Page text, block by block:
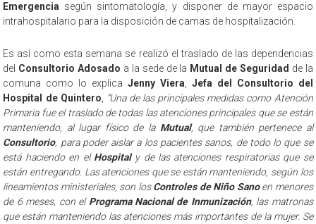
Emergencia según sintomatología, y disponer de mayor espacio
intrahospitalario para la disposición de camas de hospitalización.
Es así como esta semana se realizó el traslado de las dependencias
del Consultorio Adosado a la sede de la Mutual de Seguridad de la
comuna como lo explicaJenny Viera, Jefa del Consultorio del
Hospital de Quintero, “Una de las principales medidas como Atención
Primaria fue el traslado de todas las atenciones principales que se están
manteniendo, al lugar físico de la Mutual, que también pertenece al
Consultorio, para poder aislar a los pacientes sanos, de todo lo que se
está haciendo en el Hospitaly de las atenciones respiratorias que se
están entregando. Las atenciones que se están manteniendo, según los
lineamientos ministeriales, son losControles de Niño Sanoen menores
de 6 meses, con el Programa Nacional de Inmunización, las matronas
que están manteniendo las atenciones más importantes de la mujer. Se